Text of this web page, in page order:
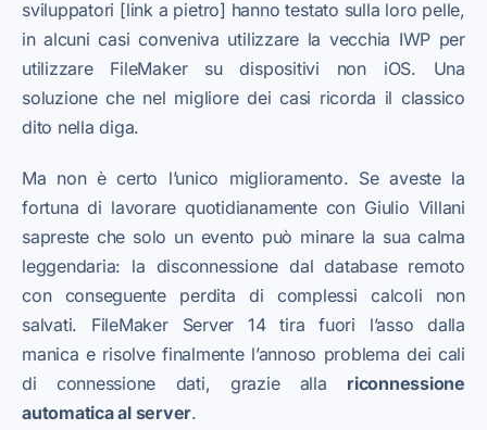
sviluppatori [link a pietro] hanno testato sulla loro pelle,
in alcuni casi conveniva utilizzare la vecchia IWP per
utilizzare FileMaker su dispositivi non iOS. Una
soluzione che nel migliore dei casi ricorda il classico
dito nella diga.
Ma non è certo l’unico miglioramento. Se aveste la
fortuna di lavorare quotidianamente con Giulio Villani
sapreste che solo un evento può minare la sua calma
leggendaria: la disconnessione dal database remoto
con conseguente perdita di complessi calcoli non
salvati. FileMaker Server 14 tira fuori l’asso dalla
manica e risolve finalmente l’annoso problema dei cali
di connessione dati, grazie alla riconnessione
automatica al server.